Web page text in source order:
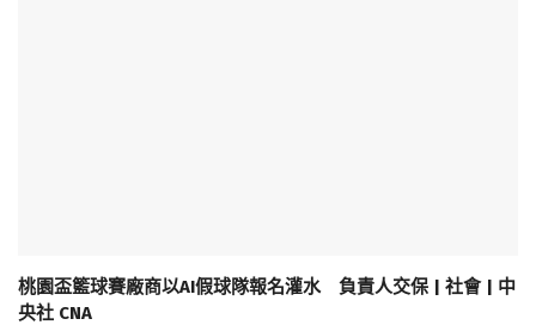
桃園盃籃球賽廠商以AI假球隊報名灌水 負責人交保 | 社會 | 中
央社 CNA